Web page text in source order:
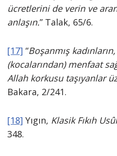
ücretlerini de verin ve
anlaşın.” Talak, 65/6.
[17] “Boşanmış kadınların,
(kocalarından) menfaat
Allah korkusu taşıyanlar
Bakara, 2/241.
[18] Yıgın, Klasik Fıkıh
348.